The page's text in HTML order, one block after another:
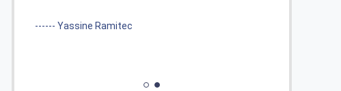
------ サーベル アリ